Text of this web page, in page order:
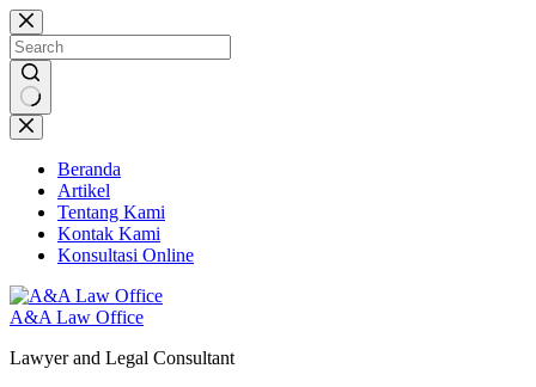
Skip
to
content
No
results
Beranda
Artikel
Tentang Kami
Kontak Kami
Konsultasi Online
A&A Law Office
Lawyer and Legal Consultant